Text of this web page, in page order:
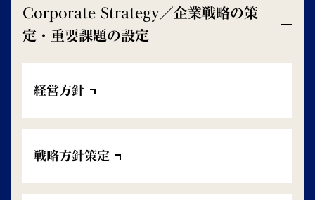
Corporate Strategy／企業戦略の策
定・重要課題の設定
経営方針
戦略方針策定